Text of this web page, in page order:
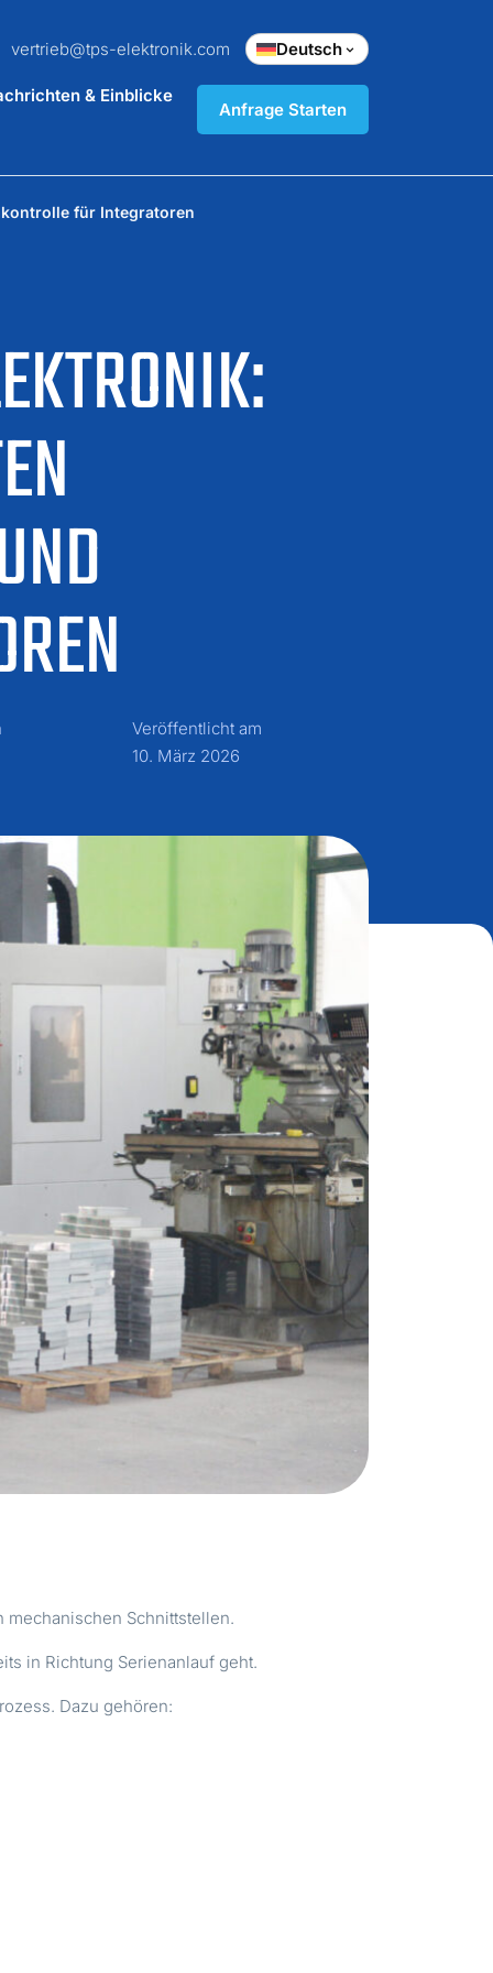
vertrieb@tps-elektronik.com Deutsch
& Einblicke
Anfrage Starten
K
für Integratoren
Veröffentlicht am
10. März 2026
mechanischen Schnittstellen.
in Richtung Serienanlauf geht.
Dazu gehören: